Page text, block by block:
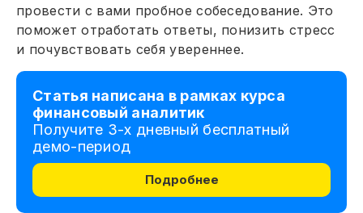
провести с вами пробное собеседование. Это
поможет отработать ответы, понизить стресс
и почувствовать себя увереннее.
Статья написана в рамках курса
финансовый аналитик
Получите 3-х дневный бесплатный
демо-период
Подробнее